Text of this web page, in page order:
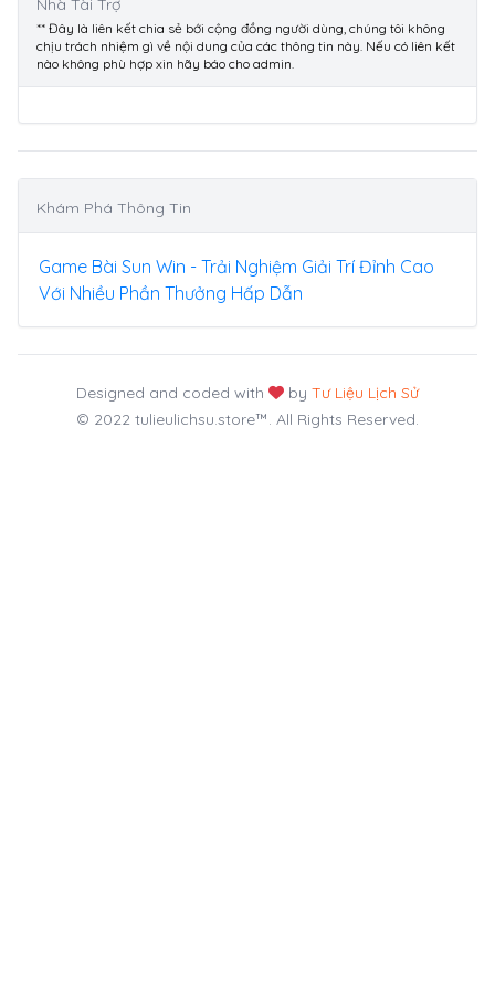
Nhà Tài Trợ
** Đây là liên kết chia sẻ bới cộng đồng người dùng, chúng tôi không
chịu trách nhiệm gì về nội dung của các thông tin này. Nếu có liên kết
nào không phù hợp xin hãy báo cho admin.
Khám Phá Thông Tin
Game Bài Sun Win - Trải Nghiệm Giải Trí Đỉnh Cao
Với Nhiều Phần Thưởng Hấp Dẫn
Designed and coded with by Tư Liệu Lịch Sử
© 2022 tulieulichsu.store™. All Rights Reserved.